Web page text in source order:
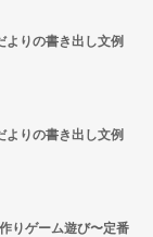
よりの書き出し文例
よりの書き出し文例
りゲーム遊び〜定番